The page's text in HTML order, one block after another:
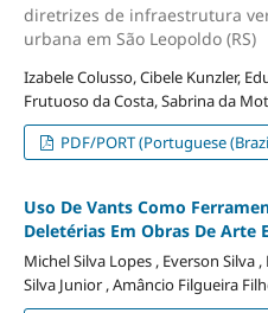
diretrizes de infraestrutura
urbana em São Leopoldo (RS)
Izabele Colusso, Cibele Kunzler,
Frutuoso da Costa, Sabrina da
PDF/PORT (Portuguese
Uso De Vants Como
Deletérias Em Obras De Arte
Michel Silva Lopes , Everson Silva
Silva Junior , Amâncio Filgueira